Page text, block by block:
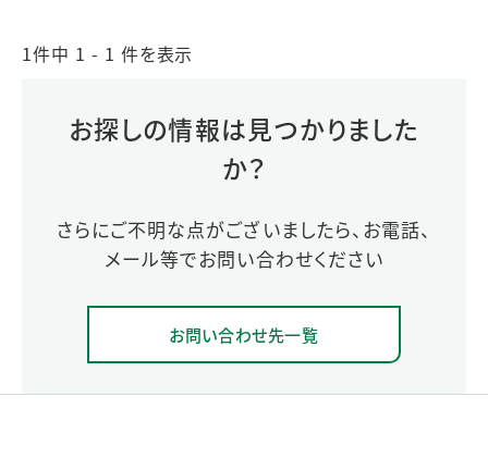
1件中 1 - 1 件を表示
お探しの情報は見つかりました
か？
さらにご不明な点がございましたら、お電話、
メール等でお問い合わせください
お問い合わせ先一覧